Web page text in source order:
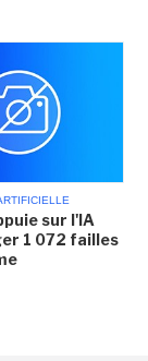
sur l'IA
1 072 failles